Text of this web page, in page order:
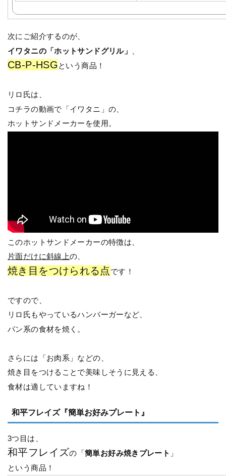
次にご紹介するのが、
イワタニの「ホットサンドグリル」
CB-P-HSG という商品！
リロ氏は、
コチラの動画で「イワタニ」の、
ホットサンドメーカーを使用。
このホットサンドメーカーの特徴は、
片面だけに斜線上の、
焼き目をつけられる点 です！
ですので、
リロ氏もやっているハンバーガーなど、
パン系の食材を焼く。
さらには「お肉系」などの、
焼き目をつけることで美味しそうに見える、
食材は適していますね！
和平フレイズ『簡単お好みプレート』
3つ目は、
和平フレイズの「簡単お好み焼きプレート 」
という商品！